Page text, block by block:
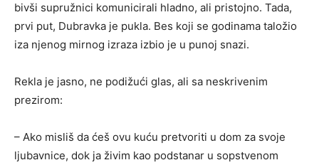
bivši supružnici komunicirali hladno, ali pristojno. Tada,
prvi put, Dubravka je pukla. Bes koji se godinama taložio
iza njenog mirnog izraza izbio je u punoj snazi.
Rekla je jasno, ne podižući glas, ali sa neskrivenim
prezirom:
– Ako misliš da ćeš ovu kuću pretvoriti u dom za svoje
ljubavnice, dok ja živim kao podstanar u sopstvenom